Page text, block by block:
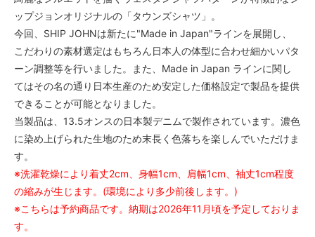
ップジョンオリジナルの「タウンズシャツ」。
今回、SHIP JOHNは新たに"Made in Japan"ラインを展開し、
こだわりの素材選定はもちろん日本人の体型に合わせ細かいパタ
ーン調整等を行いました。また、Made in Japan ラインに関し
てはその名の通り日本生産のため安定した価格設定で製品を提供
できることが可能となりました。
当製品は、13.5オンスの日本製デニムで製作されています。濃色
に染め上げられた生地のため末長く色落ちを楽しんでいただけま
す。
※洗濯乾燥により着丈2cm、身幅1cm、肩幅1cm、袖丈1cm程度
の縮みが生じます。(環境により多少前後します。)
※こちらは予約商品です。納期は2026年11月頃を予定しておりま
す。